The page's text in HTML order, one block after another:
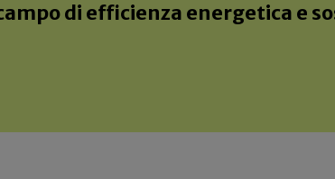
di efficienza energetica e